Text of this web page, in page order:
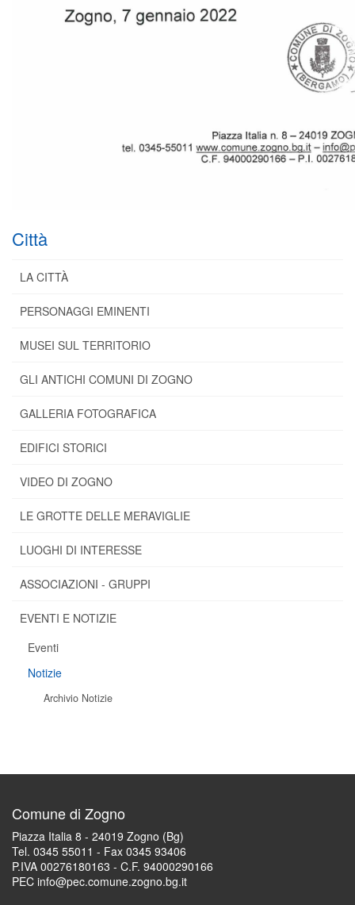
Città
LA CITTÀ
PERSONAGGI EMINENTI
MUSEI SUL TERRITORIO
GLI ANTICHI COMUNI DI ZOGNO
GALLERIA FOTOGRAFICA
EDIFICI STORICI
VIDEO DI ZOGNO
LE GROTTE DELLE MERAVIGLIE
LUOGHI DI INTERESSE
ASSOCIAZIONI - GRUPPI
EVENTI E NOTIZIE
Eventi
Notizie
Archivio Notizie
Comune di Zogno
Piazza Italia 8 - 24019 Zogno (Bg)
Tel. 0345 55011 - Fax 0345 93406
P.IVA 00276180163 - C.F. 94000290166
PEC info@pec.comune.zogno.bg.it